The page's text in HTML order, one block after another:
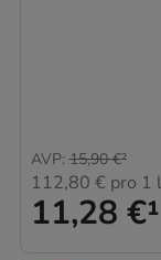
11,28 €¹
AVP: 15,90 €²
112,80 € pro 1 l